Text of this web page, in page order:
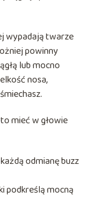
wypadają twarze
powinny
lub mocno
nosa,
mieć w głowie
odmianę buzz
podkreślą mocną